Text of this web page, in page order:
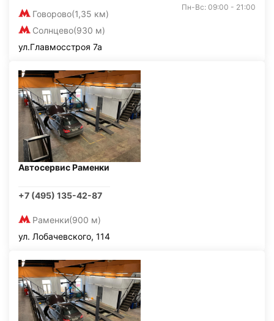
Говорово(1,35 км)
Солнцево(930 м)
Пн-Вс: 09:00 - 21:00
ул.Главмосстроя 7а
Автосервис Раменки
+7 (495) 135-42-87
Раменки(900 м)
ул. Лобачевского, 114